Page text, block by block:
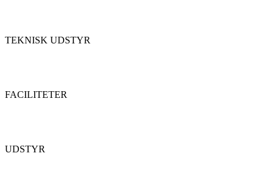
TEKNISK UDSTYR
FACILITETER
UDSTYR